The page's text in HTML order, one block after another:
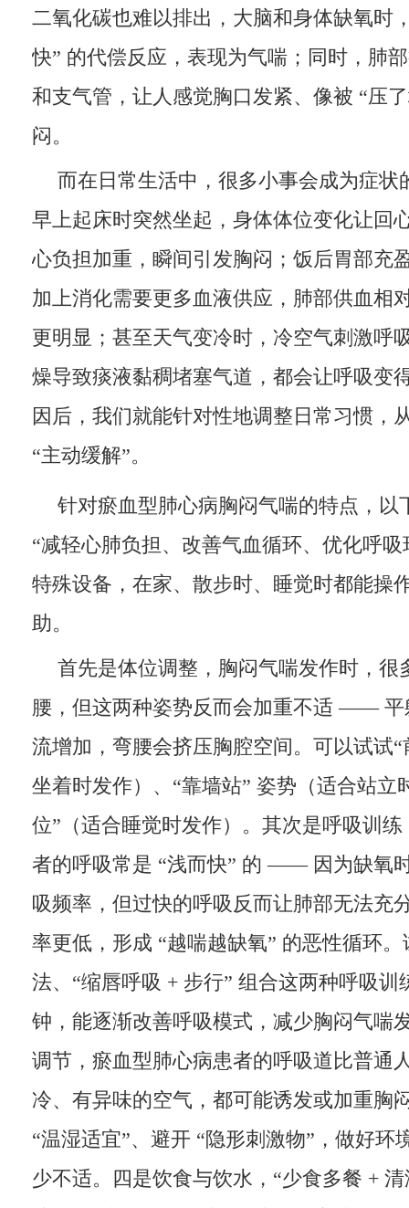
二氧化碳也难以排出，大脑和身体缺氧时
快” 的代偿反应，表现为气喘；同时，肺
和支气管，让人感觉胸口发紧、像被 “压
闷。
而在日常生活中，很多小事会成为症状
早上起床时突然坐起，身体体位变化让回
心负担加重，瞬间引发胸闷；饭后胃部充
加上消化需要更多血液供应，肺部供血相
更明显；甚至天气变冷时，冷空气刺激呼
燥导致痰液黏稠堵塞气道，都会让呼吸变
因后，我们就能针对性地调整日常习惯，
“主动缓解”。
针对瘀血型肺心病胸闷气喘的特点，以
“减轻心肺负担、改善气血循环、优化呼
特殊设备，在家、散步时、睡觉时都能操
助。
首先是体位调整，胸闷气喘发作时，很
腰，但这两种姿势反而会加重不适 —— 平
流增加，弯腰会挤压胸腔空间。可以试试
坐着时发作）、“靠墙站” 姿势（适合站立
位”（适合睡觉时发作）。其次是呼吸训
者的呼吸常是 “浅而快” 的 —— 因为缺氧
吸频率，但过快的呼吸反而让肺部无法充
率更低，形成 “越喘越缺氧” 的恶性循环
法、“缩唇呼吸 + 步行” 组合这两种呼吸训
钟，能逐渐改善呼吸模式，减少胸闷气喘
调节，瘀血型肺心病患者的呼吸道比普通
冷、有异味的空气，都可能诱发或加重胸
“温湿适宜”、避开 “隐形刺激物”，做好环
少不适。四是饮食与饮水，“少食多餐 +